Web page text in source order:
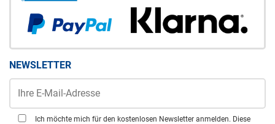
NEWSLETTER
Ich möchte mich für den kostenlosen Newsletter anmelden. Diese